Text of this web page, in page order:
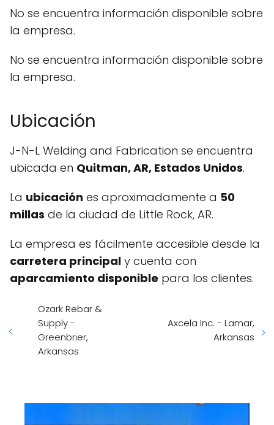
No se encuentra información disponible sobre
la empresa.
No se encuentra información disponible sobre
la empresa.
Ubicación
J-N-L Welding and Fabrication se encuentra
ubicada en Quitman, AR, Estados Unidos.
La ubicación es aproximadamente a 50
millas de la ciudad de Little Rock, AR.
La empresa es fácilmente accesible desde la
carretera principal y cuenta con
aparcamiento disponible para los clientes.
Ozark Rebar &
Supply -
Greenbrier,
Arkansas
Axcela Inc. - Lamar,
Arkansas